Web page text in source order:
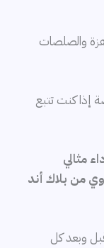
والصلصات
إذا كنت تتبع
مثالي
من بلاك أند
وبعد كل